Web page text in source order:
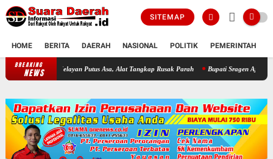
SITEMAP
HOME BERITA DAERAH NASIONAL POLITIK PEMERINTAH
BREAKING
NEWS
Bikin Nelayan Putus Asa, Alat Tangkap Rusak Parah Bupati Sragen Ajak Warga